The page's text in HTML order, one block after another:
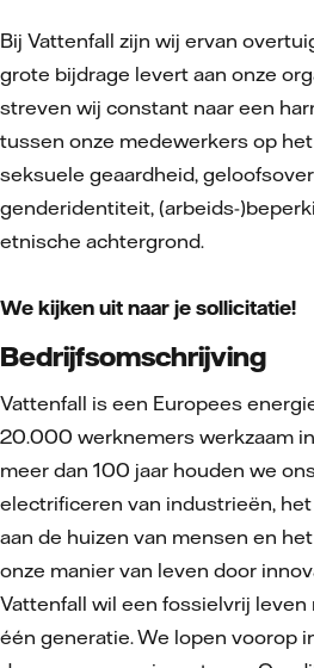
Bij Vattenfall zijn wij ervan
grote bijdrage levert aan onze
streven wij constant naar een
tussen onze medewerkers op
seksuele geaardheid,
genderidentiteit, (arbeids-
etnische achtergrond.
We kijken uit naar je sollicitatie!
Bedrijfsomschrijving
Vattenfall is een Europees
20.000 werknemers werkzaam
meer dan 100 jaar houden we
electrificeren van industrieën,
aan de huizen van mensen en
onze manier van leven door
Vattenfall wil een fossielvrij
één generatie. We lopen voorop